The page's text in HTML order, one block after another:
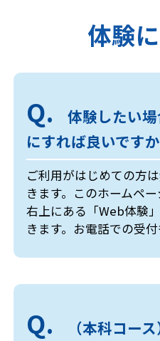
体験
体験したい
にすれば良いですか
ご利用がはじめての方
きます。このホームペ
右上にある「Web体験
きます。お電話での受付
（本科コー